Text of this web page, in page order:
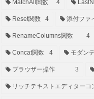
MatchAll関数 4
Reset関数 4 添付ファ
RenameColumns関数 4
Concat関数 4 モダン
ブラウザー操作 3
リッチテキストエディターコ